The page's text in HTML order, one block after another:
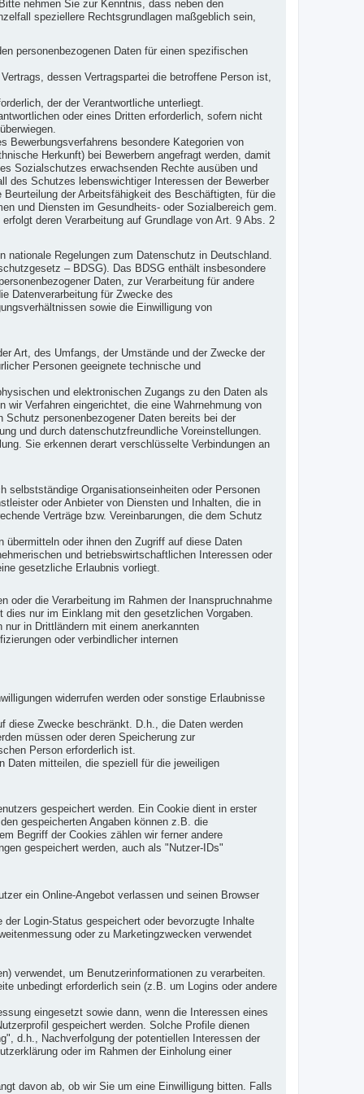
nehmen Sie zur Kenntnis, dass neben den
speziellere Rechtsgrundlagen maßgeblich sein,
personenbezogenen Daten für einen spezifischen
dessen Vertragspartei die betroffene Person ist,
der der Verantwortliche unterliegt.
oder eines Dritten erforderlich, sofern nicht
Bewerbungsverfahrens besondere Kategorien von
Herkunft) bei Bewerbern angefragt werden, damit
Sozialschutzes erwachsenden Rechte ausüben und
des Schutzes lebenswichtiger Interessen der Bewerber
der Arbeitsfähigkeit des Beschäftigten, für die
und Diensten im Gesundheits- oder Sozialbereich gem.
deren Verarbeitung auf Grundlage von Art. 9 Abs. 2
nationale Regelungen zum Datenschutz in Deutschland.
– BDSG). Das BDSG enthält insbesondere
Daten, zur Verarbeitung für andere
Datenverarbeitung für Zwecke des
sowie die Einwilligung von
Art, des Umfangs, der Umstände und der Zwecke der
Personen geeignete technische und
und elektronischen Zugangs zu den Daten als
wir Verfahren eingerichtet, die eine Wahrnehmung von
personenbezogener Daten bereits bei der
und durch datenschutzfreundliche Voreinstellungen.
Sie erkennen derart verschlüsselte Verbindungen an
selbstständige Organisationseinheiten oder Personen
oder Anbieter von Diensten und Inhalten, die in
Verträge bzw. Vereinbarungen, die dem Schutz
übermitteln oder ihnen den Zugriff auf diese Daten
und betriebswirtschaftlichen Interessen oder
gesetzliche Erlaubnis vorliegt.
oder die Verarbeitung im Rahmen der Inanspruchnahme
nur im Einklang mit den gesetzlichen Vorgaben.
in Drittländern mit einem anerkannten
oder verbindlicher internen
widerrufen werden oder sonstige Erlaubnisse
diese Zwecke beschränkt. D.h., die Daten werden
müssen oder deren Speicherung zur
Person erforderlich ist.
Daten mitteilen, die speziell für die jeweiligen
gespeichert werden. Ein Cookie dient in erster
gespeicherten Angaben können z.B. die
Begriff der Cookies zählen wir ferner andere
gespeichert werden, auch als "Nutzer-IDs"
ein Online-Angebot verlassen und seinen Browser
Login-Status gespeichert oder bevorzugte Inhalte
oder zu Marketingzwecken verwendet
verwendet, um Benutzerinformationen zu verarbeiten.
unbedingt erforderlich sein (z.B. um Logins oder andere
eingesetzt sowie dann, wenn die Interessen eines
gespeichert werden. Solche Profile dienen
d.h., Nachverfolgung der potentiellen Interessen der
oder im Rahmen der Einholung einer
davon ab, ob wir Sie um eine Einwilligung bitten. Falls